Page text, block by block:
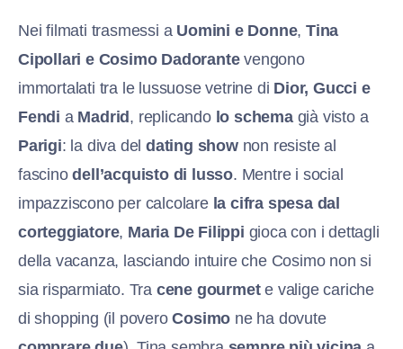
Nei filmati trasmessi a Uomini e Donne,Tina
Cipollari e Cosimo Dadorantevengono
immortalati tra le lussuose vetrine di Dior, Gucci e
Fendi a Madrid, replicando lo schemagià visto a
Parigi: la diva deldating shownon resiste al
fascinodell’acquisto di lusso. Mentre i social
impazziscono per calcolare la cifra spesa dal
corteggiatore, Maria De Filippi gioca con i dettagli
della vacanza, lasciando intuire che Cosimo non si
sia risparmiato. Tra cene gourmete valige cariche
di shopping (il poveroCosimo ne ha dovute